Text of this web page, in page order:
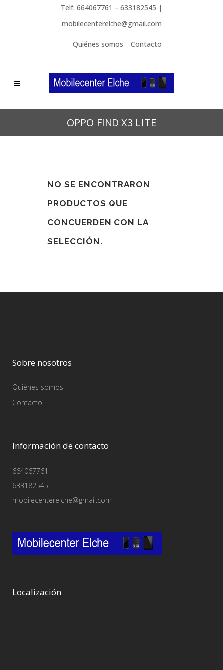
Telf: 664067761 – 633182545 |
mobilecenterelche@gmail.com
Quiénes somos Contacto
OPPO FIND X3 LITE
NO SE ENCONTRARON
PRODUCTOS QUE
CONCUERDEN CON LA
SELECCIÓN.
Sobre nosotros
Quiénes somos
Contacto
Información de contacto
664067761
633182545
mobilecenterelche@gmail.com
Localización